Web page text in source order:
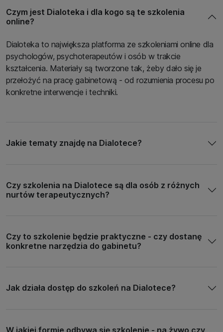
Czym jest Dialoteka i dla kogo są te szkolenia
online?
Dialoteka to największa platforma ze szkoleniami online dla
psychologów, psychoterapeutów i osób w trakcie
kształcenia. Materiały są tworzone tak, żeby dało się je
przełożyć na pracę gabinetową - od rozumienia procesu po
konkretne interwencje i techniki.
Jakie tematy znajdę na Dialotece?
Czy szkolenia na Dialotece są dla osób z różnych
nurtów terapeutycznych?
Czy to szkolenie będzie praktyczne - czy dostanę
konkretne narzędzia do gabinetu?
Jak działa dostęp do szkoleń na Dialotece?
W jakiej formie odbywa się szkolenie - na żywo czy